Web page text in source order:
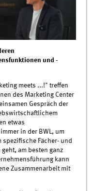
und -
meets ...!" treffen
des Marketing Center
Gespräch der
etwas
in der BWL, um
spezifische Fächer- und
geht, am besten ganz
kann
Zusammenarbeit mit